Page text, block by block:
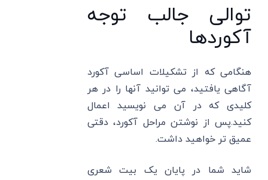
توالی جالب توجه
آکوردها
هنگامی که از تشکیلات اساسی آکورد
آگاهی یافتید، می توانید آنها را در هر
کلیدی که در آن می نویسید اعمال
کنید.پس از نوشتن مراحل آکورد، دقتی
عمیق تر خواهید داشت.
شاید شما در پایان یک بیت شعری